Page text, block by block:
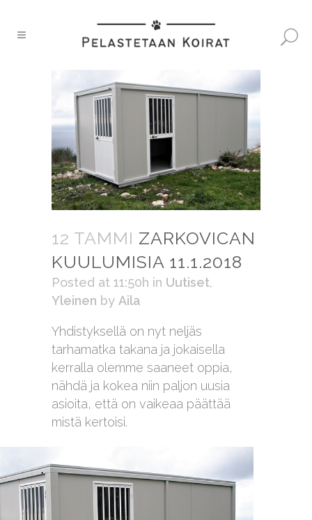
12 TAMMI ZARKOVICAN
KUULUMISIA 11.1.2018
Posted at 11:50h in Uutiset,
Yleinen by Aila
Yhdistyksellä on nyt neljäs
tarhamatka takana ja jokaisella
kerralla olemme saaneet oppia,
nähdä ja kokea niin paljon uusia
asioita, että on vaikeaa päättää
mistä kertoisi.